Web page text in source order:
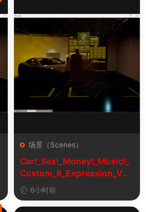
场景（Scenes）
Car!_Sex!_Money!_Music!_
Custom_8_Expression_V2_
1
6小时前